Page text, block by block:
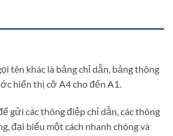
tên khác là bảng chỉ dẫn, bảng thông
hiển thị cỡ A4 cho đến A1.
gửi các thông điệp chỉ dẫn, các thông
đại biểu một cách nhanh chóng và